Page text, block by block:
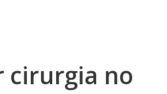
cirurgia no